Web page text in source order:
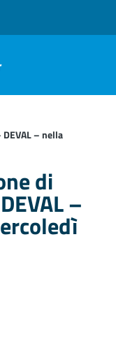
– nella
di
–